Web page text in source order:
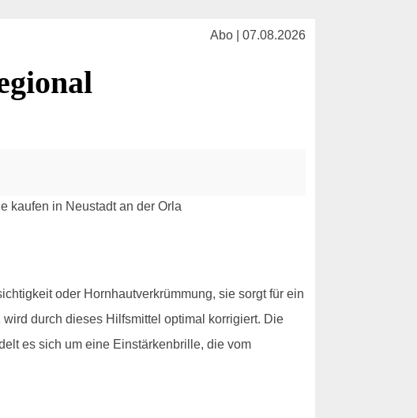
Abo | 07.08.2026
oder Hornhautverkrümmung, sie sorgt für ein
durch dieses Hilfsmittel optimal korrigiert. Die
es sich um eine Einstärkenbrille, die vom